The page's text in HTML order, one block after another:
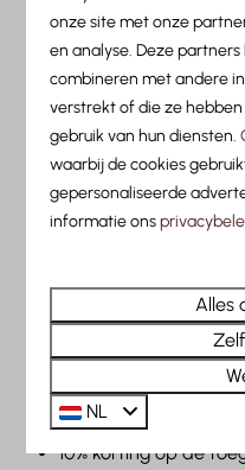
Anton am Arlberg
vereist)
Dagelijks een gratis
Dagelijks gratis
€ 20,- korting op de
3-daagse kaart, 2 ×
Extra bonus- en
Bikepark Eldorado
Korting op een
Inclusief uitrusting
Reserveren verplicht
Arlberg WellCom
10% korting op de
onze site met onze
en analyse. Deze
combineren met andere
verstrekt of die ze
gebruik van hun diensten.
waarbij de cookies
gepersonaliseerde
informatie ons
Alles
NL